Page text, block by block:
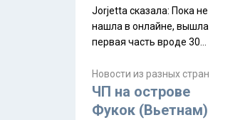
Jorjetta сказалa: Пока не
нашла в онлайне, вышла
первая часть вроде 30
Дивали 8 ноября.
Новости из разных стран
ЧП на острове
Фукок (Вьетнам)